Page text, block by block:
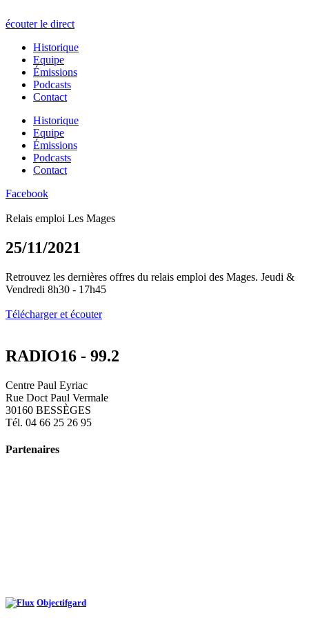
écouter le direct
Historique
Equipe
Émissions
Podcasts
Contact
Historique
Equipe
Émissions
Podcasts
Contact
Facebook
Relais emploi Les Mages
25/11/2021
Retrouvez les dernières offres du relais emploi des Mages. Jeudi &
Vendredi 8h30 - 17h45
Télécharger et écouter
RADIO16 - 99.2
Centre Paul Eyriac
Rue Doct Paul Vermale
30160 BESSÈGES
Tél. 04 66 25 26 95
Partenaires
Objectifgard